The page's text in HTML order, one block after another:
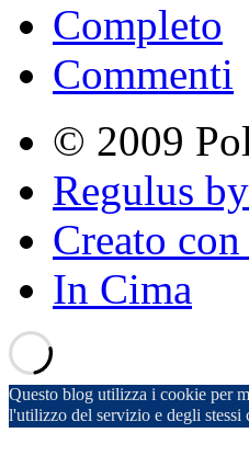
Completo
Commenti
© 2009
Regulus
Creato
In Cima
Questo blog utilizza i cookie per
l'utilizzo del servizio e degli stessi